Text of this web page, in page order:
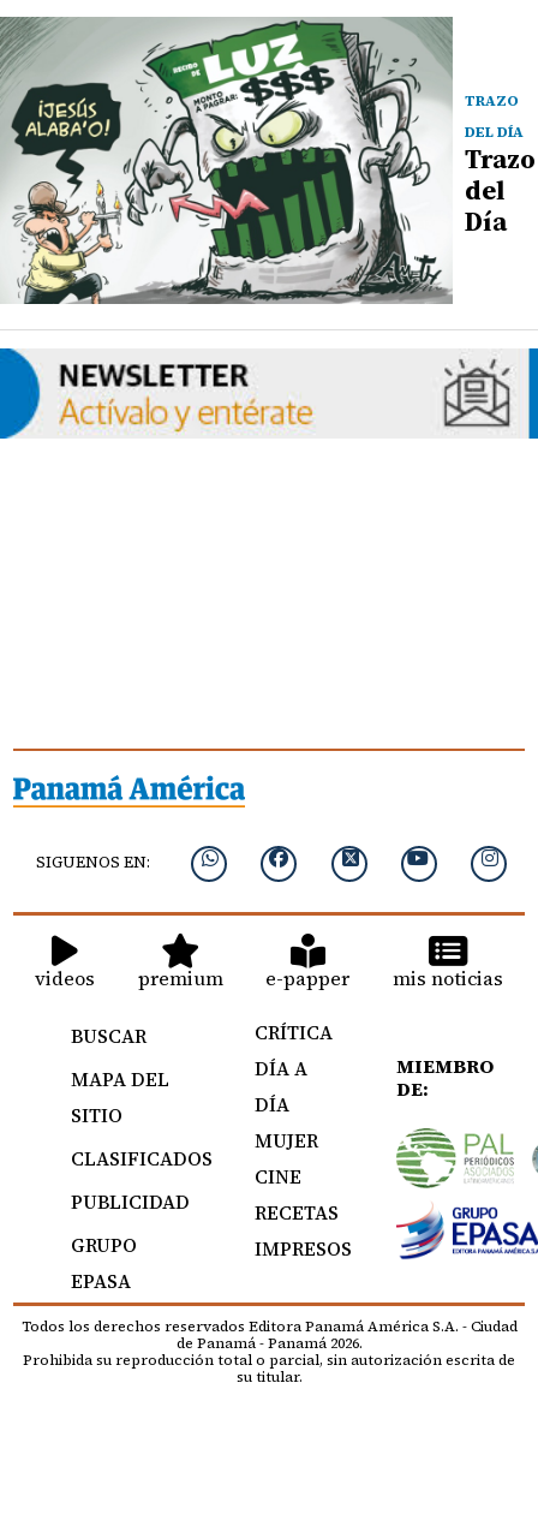
TRAZO
DEL DÍA
Trazo
del
Día
SIGUENOS EN:
videos premium e-papper mis noticias
BUSCAR
MAPA DEL
SITIO
CLASIFICADOS
PUBLICIDAD
GRUPO
EPASA
CRÍTICA
DÍA A
DÍA
MUJER
CINE
RECETAS
IMPRESOS
MIEMBRO
DE:
Todos los derechos reservados Editora Panamá América S.A. - Ciudad
de Panamá - Panamá 2026.
Prohibida su reproducción total o parcial, sin autorización escrita de
su titular.